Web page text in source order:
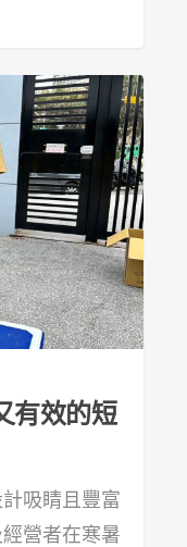
有效的短
吸睛且豐富
營者在寒暑